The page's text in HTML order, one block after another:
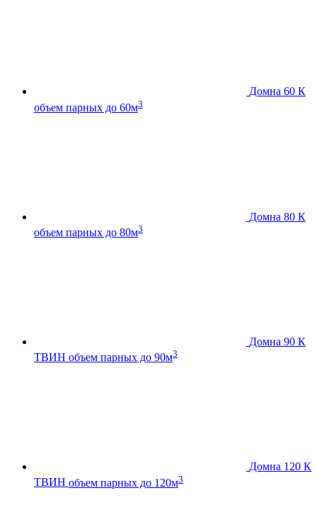
Домна 60 К
объем парных до 60м3
Домна 80 К
объем парных до 80м3
Домна 90 К
ТВИН объем парных до 90м3
Домна 120 К
ТВИН объем парных до 120м3